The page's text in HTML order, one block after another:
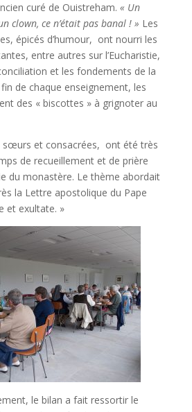
curé de Ouistreham. « Un
clown, ce n’était pas banal ! » Les
épicés d’humour, ont nourri les
entre autres sur l’Eucharistie,
et les fondements de la
de chaque enseignement, les
des « biscottes » à grignoter au
sœurs et consacrées, ont été très
de recueillement et de prière
du monastère. Le thème abordait
la Lettre apostolique du Pape
et exultate. »
le bilan a fait ressortir le